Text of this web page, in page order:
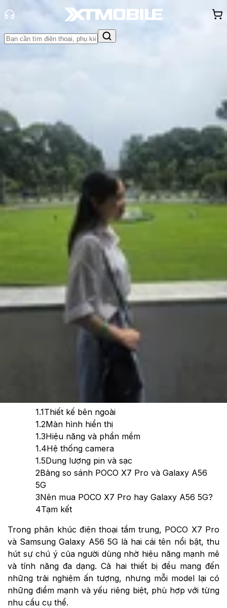
mãi
hàng - Sự kiện
So sánh POCO X7 Pro và Galaxy
A56 5G: Có điểm gì khác biệt?
Hồng Huệ
Ngày đăng:09/08/2025
09/08/2025
Theo dõi XTMobile trên
So sánh POCO X7 Pro và Galaxy A56 5G chi
1.1Thiết kế bên ngoài
1.2Màn hình hiển thị
1.3Hiệu năng và phần mềm
1.4Hệ thống camera
1.5Dung lượng pin và sạc
2Bảng so sánh POCO X7 Pro và Galaxy A56
5G
3Nên mua POCO X7 Pro hay Galaxy A56 5G?
4Tạm kết
Trong phân khúc điện thoại tầm trung, POCO X7 Pro
và Samsung Galaxy A56 5G là hai cái tên nổi bật, thu
hút sự chú ý của người dùng nhờ hiệu năng mạnh mẽ
và tính năng đa dạng. Cả hai thiết bị đều mang đến
những trải nghiệm ấn tượng, nhưng mỗi model lại có
những điểm mạnh và yếu riêng biệt, phù hợp với từng
nhu cầu cụ thể.